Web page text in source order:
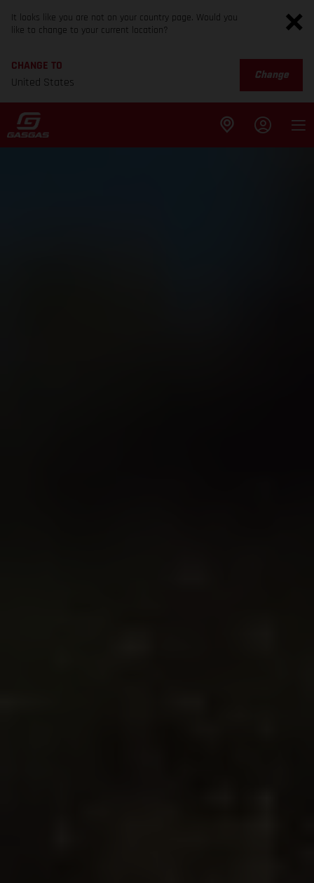
It looks like you are not on your country page. Would you
like to change to your current location?
CHANGE TO
United States
Change